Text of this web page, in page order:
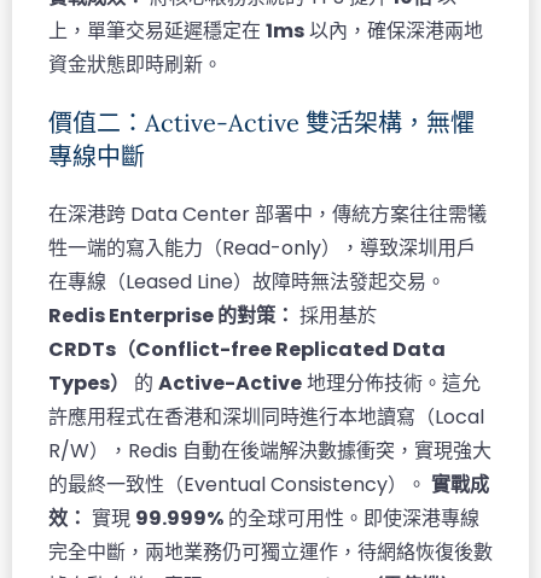
上，單筆交易延遲穩定在 1ms以內，確保深港兩地
資金狀態即時刷新。
價值二：Active-Active 雙活架構，無懼
專線中斷
在深港跨 Data Center 部署中，傳統方案往往需犧
牲一端的寫入能力（Read-only），導致深圳用戶
在專線（Leased Line）故障時無法發起交易。
Redis Enterprise 的對策： 採用基於
CRDTs（Conflict-free Replicated Data
Types）
的 Active-Active地理分佈技術。這允
許應用程式在香港和深圳同時進行本地讀寫（Local
R/W），Redis 自動在後端解決數據衝突，實現強大
的最終一致性（Eventual Consistency）。 實戰成
效： 實現 99.999% 的全球可用性。即使深港專線
完全中斷，兩地業務仍可獨立運作，待網絡恢復後數